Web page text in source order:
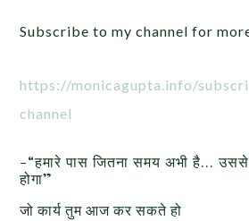
Subscribe to my channel for
https://monicagupta.info/
channel
-“हमारे पास जितना समय अभी है…
होगा”
जो कार्य तुम आज कर सकते हो